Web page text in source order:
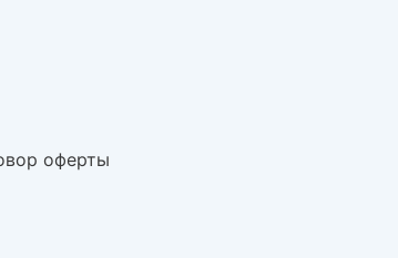
оферты